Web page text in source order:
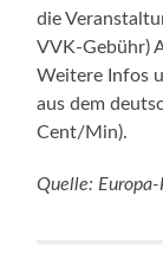
Im
neue